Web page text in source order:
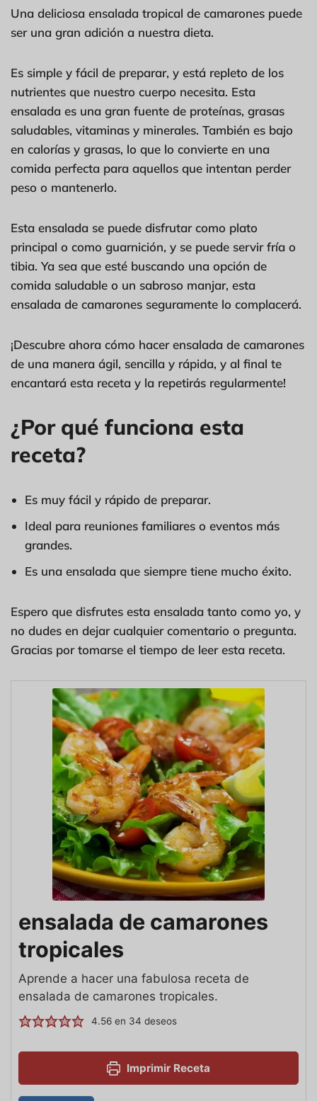
Una deliciosa ensalada tropical de camarones puede
ser una gran adición a nuestra dieta.
Es simple y fácil de preparar, y está repleto de los
nutrientes que nuestro cuerpo necesita. Esta
ensalada es una gran fuente de proteínas, grasas
saludables, vitaminas y minerales. También es bajo
en calorías y grasas, lo que lo convierte en una
comida perfecta para aquellos que intentan perder
peso o mantenerlo.
Esta ensalada se puede disfrutar como plato
principal o como guarnición, y se puede servir fría o
tibia. Ya sea que esté buscando una opción de
comida saludable o un sabroso manjar, esta
ensalada de camarones seguramente lo complacerá.
¡Descubre ahora cómo hacer ensalada de camarones
de una manera ágil, sencilla y rápida, y al final te
encantará esta receta y la repetirás regularmente!
¿Por qué funciona esta
receta?
Es muy fácil y rápido de preparar.
Ideal para reuniones familiares o eventos más
grandes.
Es una ensalada que siempre tiene mucho éxito.
Espero que disfrutes esta ensalada tanto como yo, y
no dudes en dejar cualquier comentario o pregunta.
Gracias por tomarse el tiempo de leer esta receta.
ensalada de camarones
tropicales
Aprende a hacer una fabulosa receta de
ensalada de camarones tropicales.
4.56 en 34 deseos
Imprimir Receta